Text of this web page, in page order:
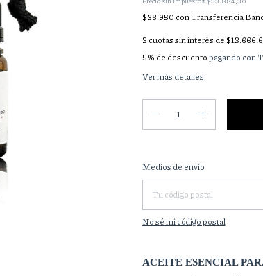
$38.950 con Transferencia
3 cuotas sin interés de
5% de descuentopagando con
Ver más detalles
Entregas para el CP:
Medios de envío
No sé mi código postal
ACEITE ESENCIAL